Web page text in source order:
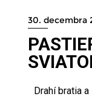
30. decembra
Drahí bratia